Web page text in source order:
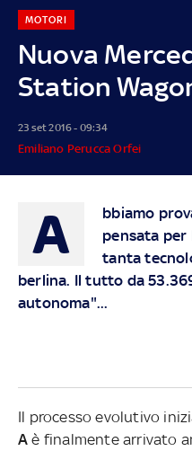
Nuova
Station
MOTORI
23 set 2016 - 09:34
Emiliano Perucca Orfei
A
bbiamo
pensata per
tanta
berlina. Il tutto da
autonoma"...
Il processo evolutivo
A è finalmente arrivato